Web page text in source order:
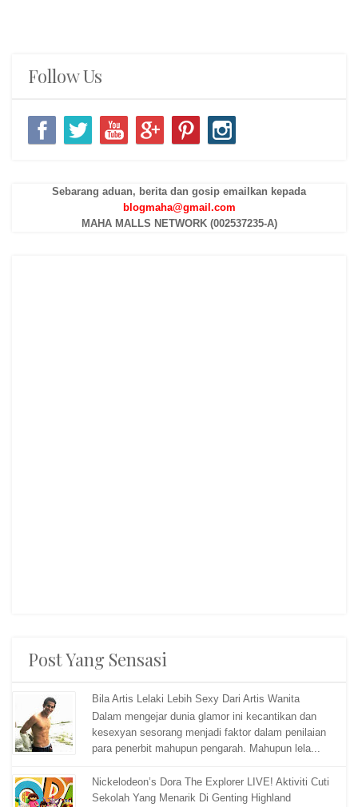
Follow Us
Sebarang aduan, berita dan gosip emailkan kepada
blogmaha@gmail.com
MAHA MALLS NETWORK (002537235-A)
Post Yang Sensasi
Bila Artis Lelaki Lebih Sexy Dari Artis Wanita
Dalam mengejar dunia glamor ini kecantikan dan
kesexyan sesorang menjadi faktor dalam penilaian
para penerbit mahupun pengarah. Mahupun lela...
Nickelodeon’s Dora The Explorer LIVE! Aktiviti Cuti
Sekolah Yang Menarik Di Genting Highland